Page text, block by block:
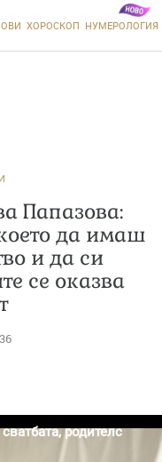
ХОРОСКОП НУМЕРОЛОГИЯ
Папазова:
да имаш
и да си
се оказва